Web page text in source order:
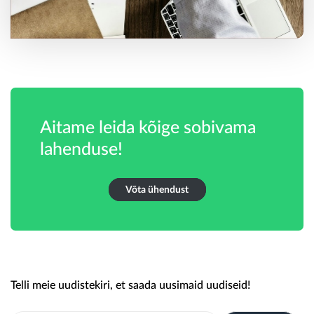
Aitame leida kõige sobivama
lahenduse!
Võta ühendust
Telli meie uudistekiri, et saada uusimaid uudiseid!